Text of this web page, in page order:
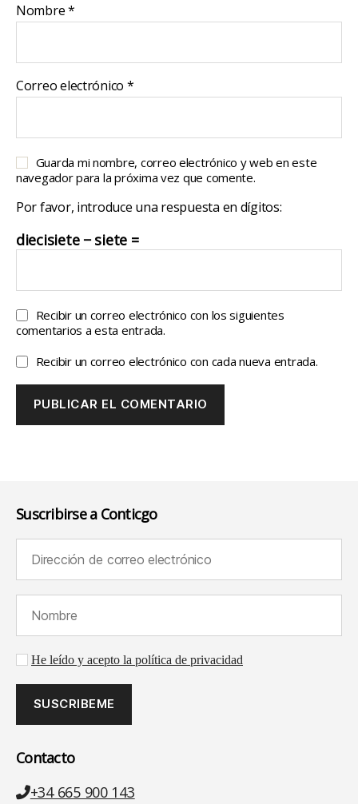
Nombre*
Correo electrónico *
Guarda mi nombre, correo electrónico y web en este
navegador para la próxima vez que comente.
Por favor, introduce una respuesta en dígitos:
diecisiete − siete =
Recibir un correo electrónico con los siguientes
comentarios a esta entrada.
Recibir un correo electrónico con cada nueva entrada.
Suscribirse a Conticgo
Aceptación de la política de privacidad
He leído y acepto la política de privacidad
Contacto
Teléfono
+34 665 900 143